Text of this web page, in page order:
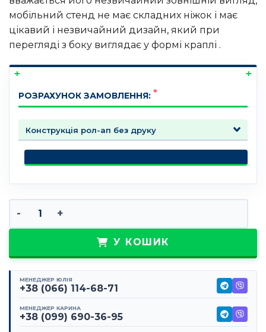
мобільний стенд не має складних ніжок і має
цікавий і незвичайний дизайн, який при
перегляді з боку виглядає у формі краплі .
РОЗРАХУНОК ЗАМОВЛЕННЯ:
У КОШИК
МЕНЕДЖЕР ЮЛІЯ
+38 (066) 114-68-71
МЕНЕДЖЕР КАРИНА
+38 (099) 690-36-95